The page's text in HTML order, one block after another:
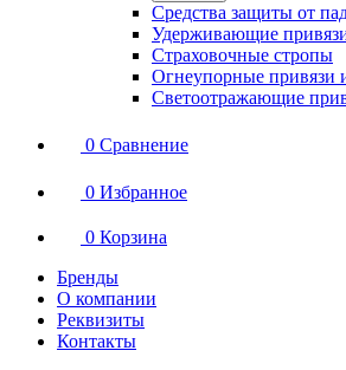
Средства защиты от
Удерживающие
Страховочные стропы
Огнеупорные привязи
Светоотражающие
0 Сравнение
0 Избранное
0 Корзина
Бренды
О компании
Реквизиты
Контакты